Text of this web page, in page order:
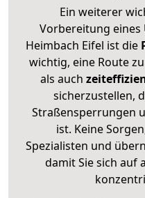
Ein weiterer
Vorbereitung eines
Heimbach Eifel ist die
wichtig, eine Route
als auch
sicherzustellen,
Straßensperrungen
ist. Keine
Spezialisten und
damit Sie sich auf